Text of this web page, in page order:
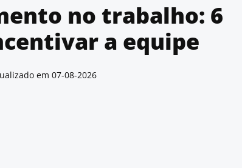
no trabalho: 6
a equipe
em 07-08-2026